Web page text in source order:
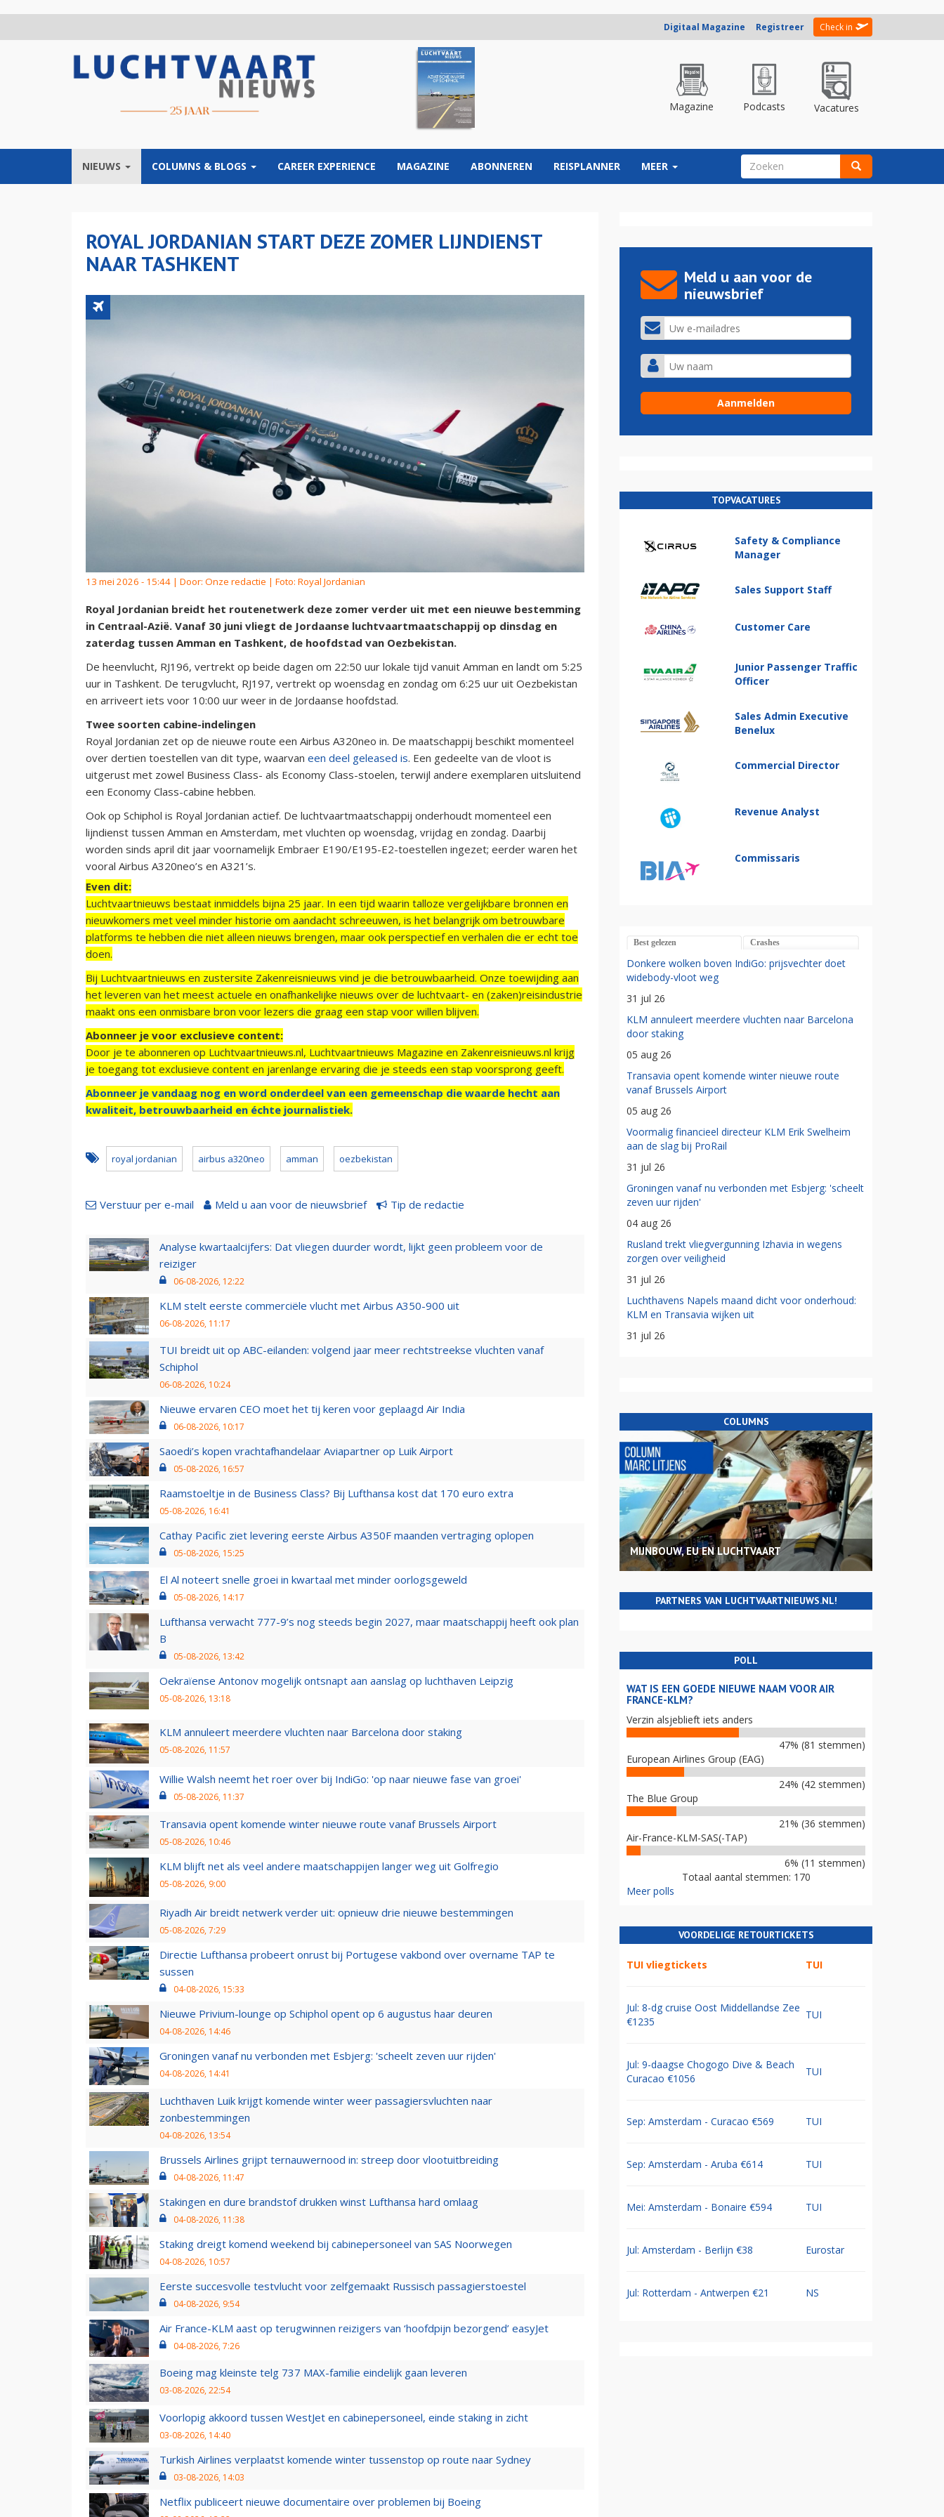
Digitaal Magazine Registreer Check in
Magazine Podcasts Vacatures
NIEUWS COLUMNS & BLOGS CAREER EXPERIENCE MAGAZINE ABONNEREN REISPLANNER MEER ZOEKVELD
ROYAL JORDANIAN START DEZE ZOMER LIJNDIENST
NAAR TASHKENT
13 mei 2026 - 15:44 | Door: Onze redactie | Foto: Royal Jordanian
Royal Jordanian breidt het routenetwerk deze zomer verder uit met een nieuwe bestemming
in Centraal-Azië. Vanaf 30 juni vliegt de Jordaanse luchtvaartmaatschappij op dinsdag en
zaterdag tussen Amman en Tashkent, de hoofdstad van Oezbekistan.
De heenvlucht, RJ196, vertrekt op beide dagen om 22:50 uur lokale tijd vanuit Amman en landt om 5:25
uur in Tashkent. De terugvlucht, RJ197, vertrekt op woensdag en zondag om 6:25 uur uit Oezbekistan
en arriveert iets voor 10:00 uur weer in de Jordaanse hoofdstad.
Twee soorten cabine-indelingen
Royal Jordanian zet op de nieuwe route een Airbus A320neo in. De maatschappij beschikt momenteel
over dertien toestellen van dit type, waarvan een deel geleased is. Een gedeelte van de vloot is
uitgerust met zowel Business Class- als Economy Class-stoelen, terwijl andere exemplaren uitsluitend
een Economy Class-cabine hebben.
Ook op Schiphol is Royal Jordanian actief. De luchtvaartmaatschappij onderhoudt momenteel een
lijndienst tussen Amman en Amsterdam, met vluchten op woensdag, vrijdag en zondag. Daarbij
worden sinds april dit jaar voornamelijk Embraer E190/E195-E2-toestellen ingezet; eerder waren het
vooral Airbus A320neo’s en A321’s.
Even dit:
Luchtvaartnieuws bestaat inmiddels bijna 25 jaar. In een tijd waarin talloze vergelijkbare bronnen en
nieuwkomers met veel minder historie om aandacht schreeuwen, is het belangrijk om betrouwbare
platforms te hebben die niet alleen nieuws brengen, maar ook perspectief en verhalen die er echt toe
doen.
Bij Luchtvaartnieuws en zustersite Zakenreisnieuws vind je die betrouwbaarheid. Onze toewijding aan
het leveren van het meest actuele en onafhankelijke nieuws over de luchtvaart- en (zaken)reisindustrie
maakt ons een onmisbare bron voor lezers die graag een stap voor willen blijven.
Abonneer je voor exclusieve content:
Door je te abonneren op Luchtvaartnieuws.nl, Luchtvaartnieuws Magazine en Zakenreisnieuws.nl krijg
je toegang tot exclusieve content en jarenlange ervaring die je steeds een stap voorsprong geeft.
Abonneer je vandaag nog en word onderdeel van een gemeenschap die waarde hecht aan
kwaliteit, betrouwbaarheid en échte journalistiek.
royal jordanian airbus a320neo amman oezbekistan
Verstuur per e-mail Meld u aan voor de nieuwsbrief Tip de redactie
Analyse kwartaalcijfers: Dat vliegen duurder wordt, lijkt geen probleem voor de
reiziger
06-08-2026, 12:22
KLM stelt eerste commerciële vlucht met Airbus A350-900 uit
06-08-2026, 11:17
TUI breidt uit op ABC-eilanden: volgend jaar meer rechtstreekse vluchten vanaf
Schiphol
06-08-2026, 10:24
Nieuwe ervaren CEO moet het tij keren voor geplaagd Air India
06-08-2026, 10:17
Saoedi’s kopen vrachtafhandelaar Aviapartner op Luik Airport
05-08-2026, 16:57
Raamstoeltje in de Business Class? Bij Lufthansa kost dat 170 euro extra
05-08-2026, 16:41
Cathay Pacific ziet levering eerste Airbus A350F maanden vertraging oplopen
05-08-2026, 15:25
El Al noteert snelle groei in kwartaal met minder oorlogsgeweld
05-08-2026, 14:17
Lufthansa verwacht 777-9’s nog steeds begin 2027, maar maatschappij heeft ook plan
B
05-08-2026, 13:42
Oekraïense Antonov mogelijk ontsnapt aan aanslag op luchthaven Leipzig
05-08-2026, 13:18
KLM annuleert meerdere vluchten naar Barcelona door staking
05-08-2026, 11:57
Willie Walsh neemt het roer over bij IndiGo: 'op naar nieuwe fase van groei'
05-08-2026, 11:37
Transavia opent komende winter nieuwe route vanaf Brussels Airport
05-08-2026, 10:46
KLM blijft net als veel andere maatschappijen langer weg uit Golfregio
05-08-2026, 9:00
Riyadh Air breidt netwerk verder uit: opnieuw drie nieuwe bestemmingen
05-08-2026, 7:29
Directie Lufthansa probeert onrust bij Portugese vakbond over overname TAP te
sussen
04-08-2026, 15:33
Nieuwe Privium-lounge op Schiphol opent op 6 augustus haar deuren
04-08-2026, 14:46
Groningen vanaf nu verbonden met Esbjerg: 'scheelt zeven uur rijden'
04-08-2026, 14:41
Luchthaven Luik krijgt komende winter weer passagiersvluchten naar
zonbestemmingen
04-08-2026, 13:54
Brussels Airlines grijpt ternauwernood in: streep door vlootuitbreiding
04-08-2026, 11:47
Stakingen en dure brandstof drukken winst Lufthansa hard omlaag
04-08-2026, 11:38
Staking dreigt komend weekend bij cabinepersoneel van SAS Noorwegen
04-08-2026, 10:57
Eerste succesvolle testvlucht voor zelfgemaakt Russisch passagierstoestel
04-08-2026, 9:54
Air France-KLM aast op terugwinnen reizigers van ‘hoofdpijn bezorgend’ easyJet
04-08-2026, 7:26
Boeing mag kleinste telg 737 MAX-familie eindelijk gaan leveren
03-08-2026, 22:54
Voorlopig akkoord tussen WestJet en cabinepersoneel, einde staking in zicht
03-08-2026, 14:40
Turkish Airlines verplaatst komende winter tussenstop op route naar Sydney
03-08-2026, 14:03
Netflix publiceert nieuwe documentaire over problemen bij Boeing
Meld u aan voor de
nieuwsbrief
TOPVACATURES
Safety & Compliance
Manager
Sales Support Staff
Customer Care
Junior Passenger Traffic
Officer
Sales Admin Executive
Benelux
Commercial Director
Revenue Analyst
Commissaris
Best gelezen Crashes
Donkere wolken boven IndiGo: prijsvechter doet
widebody-vloot weg
31 jul 26
KLM annuleert meerdere vluchten naar Barcelona
door staking
05 aug 26
Transavia opent komende winter nieuwe route
vanaf Brussels Airport
05 aug 26
Voormalig financieel directeur KLM Erik Swelheim
aan de slag bij ProRail
31 jul 26
Groningen vanaf nu verbonden met Esbjerg: 'scheelt
zeven uur rijden'
04 aug 26
Rusland trekt vliegvergunning Izhavia in wegens
zorgen over veiligheid
31 jul 26
Luchthavens Napels maand dicht voor onderhoud:
KLM en Transavia wijken uit
31 jul 26
COLUMNS
MIJNBOUW, EU EN LUCHTVAART
PARTNERS VAN LUCHTVAARTNIEUWS.NL!
POLL
WAT IS EEN GOEDE NIEUWE NAAM VOOR AIR
FRANCE-KLM?
Verzin alsjeblieft iets anders
47% (81 stemmen)
European Airlines Group (EAG)
24% (42 stemmen)
The Blue Group
21% (36 stemmen)
Air-France-KLM-SAS(-TAP)
6% (11 stemmen)
Totaal aantal stemmen: 170
Meer polls
VOORDELIGE RETOURTICKETS
TUI vliegtickets TUI
Jul: 8-dg cruise Oost Middellandse Zee
€1235
TUI
Jul: 9-daagse Chogogo Dive & Beach
Curacao €1056
TUI
Sep: Amsterdam - Curacao €569 TUI
Sep: Amsterdam - Aruba €614 TUI
Mei: Amsterdam - Bonaire €594 TUI
Jul: Amsterdam - Berlijn €38 Eurostar
Jul: Rotterdam - Antwerpen €21 NS